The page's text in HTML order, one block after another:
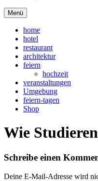
Menü
home
hotel
restaurant
architektur
feiern
hochzeit
veranstaltungen
Umgebung
feiern-tagen
Shop
Wie
Schreibe einen
Deine E-Mail-Adresse wird